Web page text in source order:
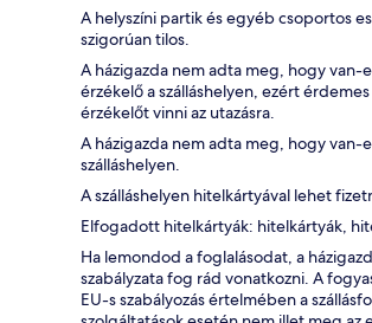
A helyszíni partik és egyéb csoportos
szigorúan tilos.
A házigazda nem adta meg, hogy van-
érzékelő a szálláshelyen, ezért
érzékelőt vinni az utazásra.
A házigazda nem adta meg, hogy van-
szálláshelyen.
A szálláshelyen hitelkártyával lehet
Elfogadott hitelkártyák: hitelkártyák,
Ha lemondod a foglalásodat, a
szabályzata fog rád vonatkozni. A
EU-s szabályozás értelmében a